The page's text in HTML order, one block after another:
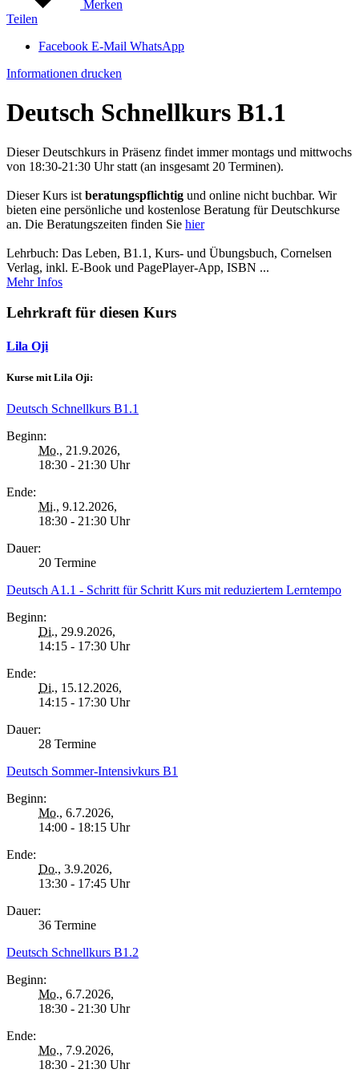
Merken
Teilen
Facebook E-Mail WhatsApp
Informationen drucken
Deutsch Schnellkurs B1.1
Dieser Deutschkurs in Präsenz findet immer montags und mittwochs
von 18:30-21:30 Uhr statt (an insgesamt 20 Terminen).
Dieser Kurs ist beratungspflichtig und online nicht buchbar. Wir
bieten eine persönliche und kostenlose Beratung für Deutschkurse
an. Die Beratungszeiten finden Sie hier
Lehrbuch: Das Leben, B1.1, Kurs- und Übungsbuch, Cornelsen
Verlag, inkl. E-Book und PagePlayer-App, ISBN ...
Mehr Infos
Lehrkraft für diesen Kurs
Lila Oji
Kurse mit Lila Oji:
Deutsch Schnellkurs B1.1
Beginn:
Mo., 21.9.2026,
18:30 - 21:30 Uhr
Ende:
Mi., 9.12.2026,
18:30 - 21:30 Uhr
Dauer:
20 Termine
Deutsch A1.1 - Schritt für Schritt Kurs mit reduziertem Lerntempo
Beginn:
Di., 29.9.2026,
14:15 - 17:30 Uhr
Ende:
Di., 15.12.2026,
14:15 - 17:30 Uhr
Dauer:
28 Termine
Deutsch Sommer-Intensivkurs B1
Beginn:
Mo., 6.7.2026,
14:00 - 18:15 Uhr
Ende:
Do., 3.9.2026,
13:30 - 17:45 Uhr
Dauer:
36 Termine
Deutsch Schnellkurs B1.2
Beginn:
Mo., 6.7.2026,
18:30 - 21:30 Uhr
Ende:
Mo., 7.9.2026,
18:30 - 21:30 Uhr